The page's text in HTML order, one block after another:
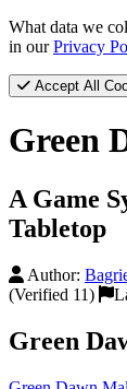
What data we
in ourPrivacy
Accept All
Green
A Game
Tabletop
Author:
(Verified 11)
Green